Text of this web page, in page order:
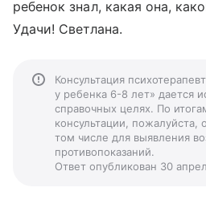
ребенок знал, какая она,
Удачи! Светлана.
Консультация
у ребенка 6-8 лет» дается
справочных целях. По
консультации, пожалуйста,
том числе для выявления
противопоказаний.
Ответ опубликован 30